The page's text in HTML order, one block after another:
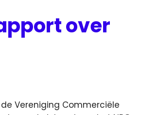
over
Vereniging Commerciële